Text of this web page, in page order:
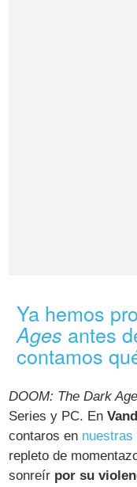
Ya hemos
Ages antes
contamos
DOOM: The Dark
Series y PC. En
contaros en nuestras
repleto de
sonreír por su